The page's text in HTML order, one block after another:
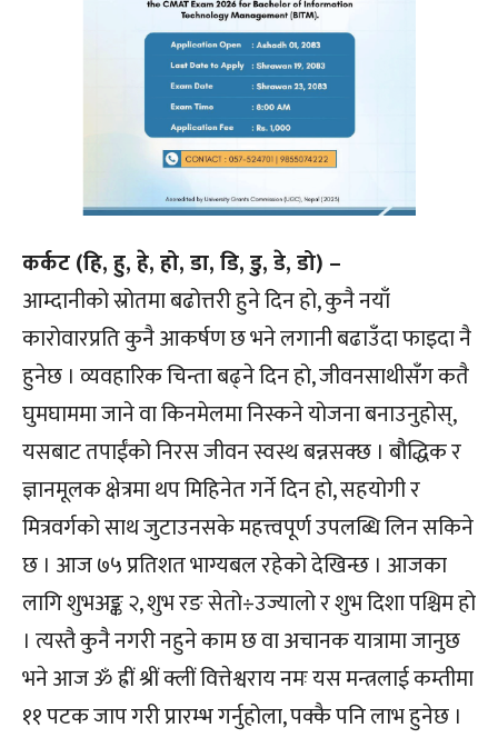
कर्कट (हि, हु, हे, हो, डा, डि, डु, डे, डो) –
आम्दानीको स्रोतमा बढोत्तरी हुने दिन हो, कुनै नयाँ
कारोवारप्रति कुनै आकर्षण छ भने लगानी बढाउँदा फाइदा नै
हुनेछ । व्यवहारिक चिन्ता बढ्ने दिन हो, जीवनसाथीसँग कतै
घुमघाममा जाने वा किनमेलमा निस्कने योजना बनाउनुहोस्,
यसबाट तपाईंको निरस जीवन स्वस्थ बन्नसक्छ । बौद्धिक र
ज्ञानमूलक क्षेत्रमा थप मिहिनेत गर्ने दिन हो, सहयोगी र
मित्रवर्गको साथ जुटाउनसके महत्त्वपूर्ण उपलब्धि लिन सकिने
छ । आज ७५ प्रतिशत भाग्यबल रहेको देखिन्छ । आजका
लागि शुभअङ्क २, शुभ रङ सेतो÷उज्यालो र शुभ दिशा पश्चिम हो
। त्यस्तै कुनै नगरी नहुने काम छ वा अचानक यात्रामा जानुछ
भने आज ॐ ह्रीं श्रीं क्लीं वित्तेश्वराय नमः यस मन्त्रलाई कम्तीमा
११ पटक जाप गरी प्रारम्भ गर्नुहोला, पक्कै पनि लाभ हुनेछ ।